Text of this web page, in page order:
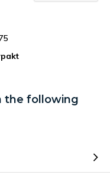
the following